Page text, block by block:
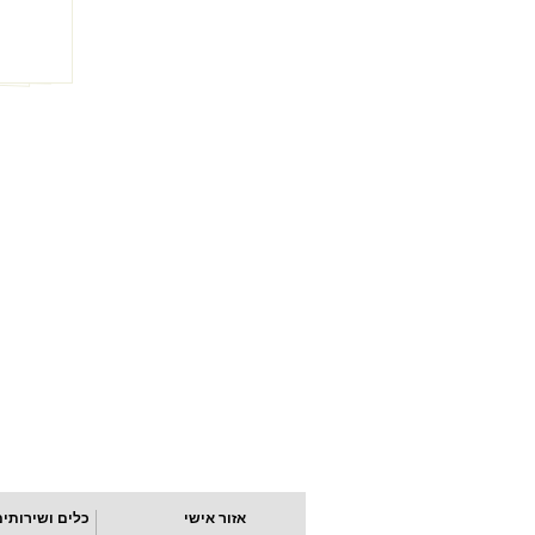
אזור אישי כלים